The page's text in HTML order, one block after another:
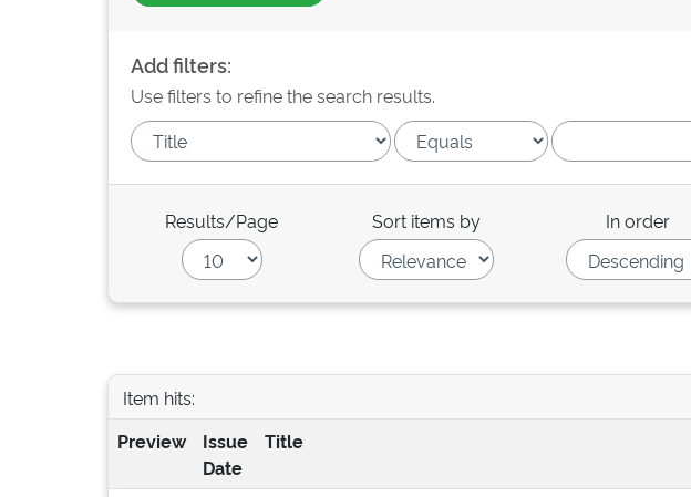
Add filters:
Use filters to refine the search results.
Results/Page Sort items by In order
Item hits:
Preview
Issue
Date
Title